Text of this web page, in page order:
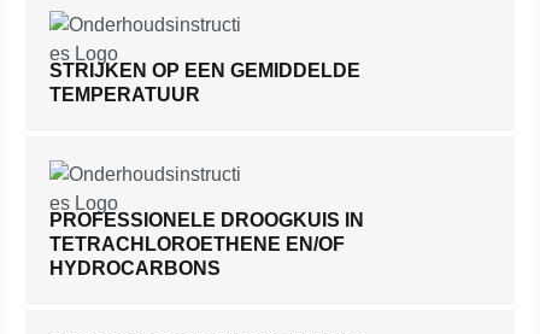
STRIJKEN OP EEN GEMIDDELDE
TEMPERATUUR
PROFESSIONELE DROOGKUIS IN
TETRACHLOROETHENE EN/OF
HYDROCARBONS